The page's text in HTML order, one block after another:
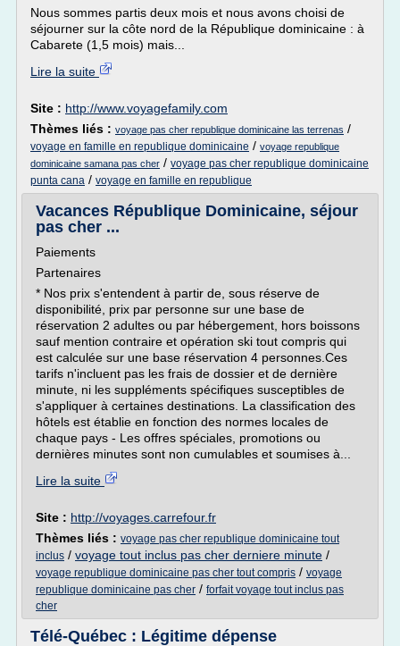
Nous sommes partis deux mois et nous avons choisi de
séjourner sur la côte nord de la République dominicaine : à
Cabarete (1,5 mois) mais...
Lire la suite
Site : http://www.voyagefamily.com
Thèmes liés : voyage pas cher republique dominicaine las terrenas /
voyage en famille en republique dominicaine / voyage republique
dominicaine samana pas cher / voyage pas cher republique dominicaine
punta cana / voyage en famille en republique
Vacances République Dominicaine, séjour
pas cher ...
Paiements
Partenaires
* Nos prix s'entendent à partir de, sous réserve de
disponibilité, prix par personne sur une base de
réservation 2 adultes ou par hébergement, hors boissons
sauf mention contraire et opération ski tout compris qui
est calculée sur une base réservation 4 personnes.Ces
tarifs n'incluent pas les frais de dossier et de dernière
minute, ni les suppléments spécifiques susceptibles de
s'appliquer à certaines destinations. La classification des
hôtels est établie en fonction des normes locales de
chaque pays - Les offres spéciales, promotions ou
dernières minutes sont non cumulables et soumises à...
Lire la suite
Site : http://voyages.carrefour.fr
Thèmes liés : voyage pas cher republique dominicaine tout
inclus / voyage tout inclus pas cher derniere minute /
voyage republique dominicaine pas cher tout compris / voyage
republique dominicaine pas cher / forfait voyage tout inclus pas
cher
Télé-Québec : Légitime dépense